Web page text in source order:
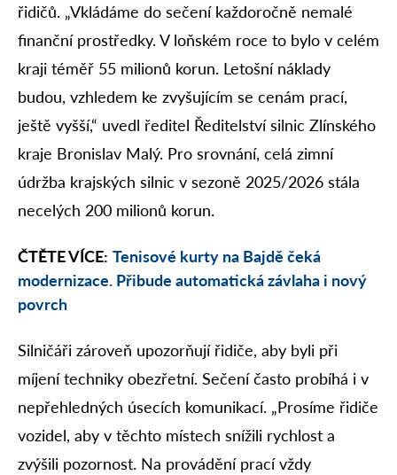
řidičů. „Vkládáme do sečení každoročně nemalé
finanční prostředky. V loňském roce to bylo v celém
kraji téměř 55 milionů korun. Letošní náklady
budou, vzhledem ke zvyšujícím se cenám prací,
ještě vyšší,“ uvedl ředitel Ředitelství silnic Zlínského
kraje Bronislav Malý. Pro srovnání, celá zimní
údržba krajských silnic v sezoně 2025/2026 stála
necelých 200 milionů korun.
ČTĚTE VÍCE: Tenisové kurty na Bajdě čeká
modernizace. Přibude automatická závlaha i nový
povrch
Silničáři zároveň upozorňují řidiče, aby byli při
míjení techniky obezřetní. Sečení často probíhá i v
nepřehledných úsecích komunikací. „Prosíme řidiče
vozidel, aby v těchto místech snížili rychlost a
zvýšili pozornost. Na provádění prací vždy